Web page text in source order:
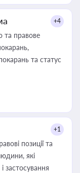
+4
та правове
та статус
+1
позиції та
які
застосування